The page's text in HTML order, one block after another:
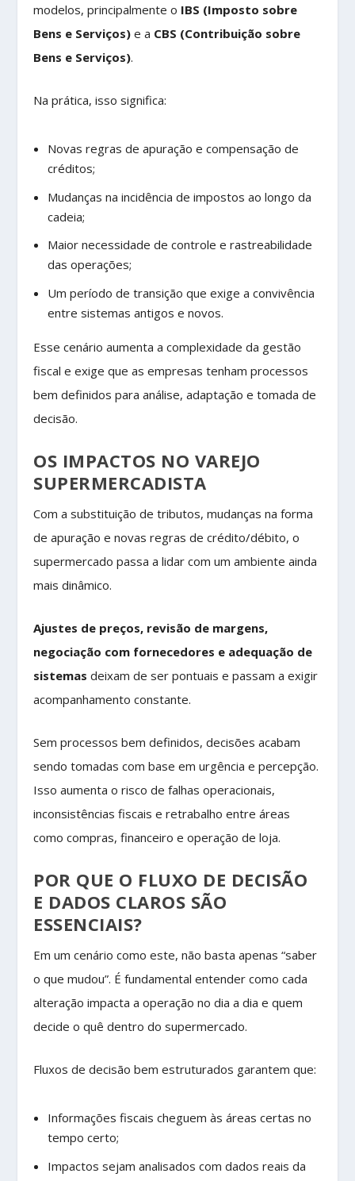
modelos, principalmente o IBS (Imposto sobre
Bens e Serviços) e a CBS (Contribuição sobre
Bens e Serviços).
Na prática, isso significa:
Novas regras de apuração e compensação de
créditos;
Mudanças na incidência de impostos ao longo da
cadeia;
Maior necessidade de controle e rastreabilidade
das operações;
Um período de transição que exige a convivência
entre sistemas antigos e novos.
Esse cenário aumenta a complexidade da gestão
fiscal e exige que as empresas tenham processos
bem definidos para análise, adaptação e tomada de
decisão.
OS IMPACTOS NO VAREJO
SUPERMERCADISTA
Com a substituição de tributos, mudanças na forma
de apuração e novas regras de crédito/débito, o
supermercado passa a lidar com um ambiente ainda
mais dinâmico.
Ajustes de preços, revisão de margens,
negociação com fornecedores e adequação de
sistemasdeixam de ser pontuais e passam a exigir
acompanhamento constante.
Sem processos bem definidos, decisões acabam
sendo tomadas com base em urgência e percepção.
Isso aumenta o risco de falhas operacionais,
inconsistências fiscais e retrabalho entre áreas
como compras, financeiro e operação de loja.
POR QUE O FLUXO DE DECISÃO
E DADOS CLAROS SÃO
ESSENCIAIS?
Em um cenário como este, não basta apenas “saber
o que mudou”. É fundamental entender como cada
alteração impacta a operação no dia a dia e quem
decide o quê dentro do supermercado.
Fluxos de decisão bem estruturados garantem que:
Informações fiscais cheguem às áreas certas no
tempo certo;
Impactos sejam analisados com dados reais da